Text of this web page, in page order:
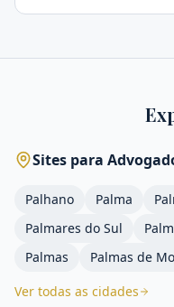
Sites para
Palhano Palma
Palmares do Sul
Palmas
Palmas de
Ver todas as cidades